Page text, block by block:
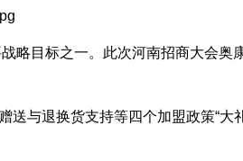
目标之一。此次河南招商大会奥
与退换货支持等四个加盟政策“大